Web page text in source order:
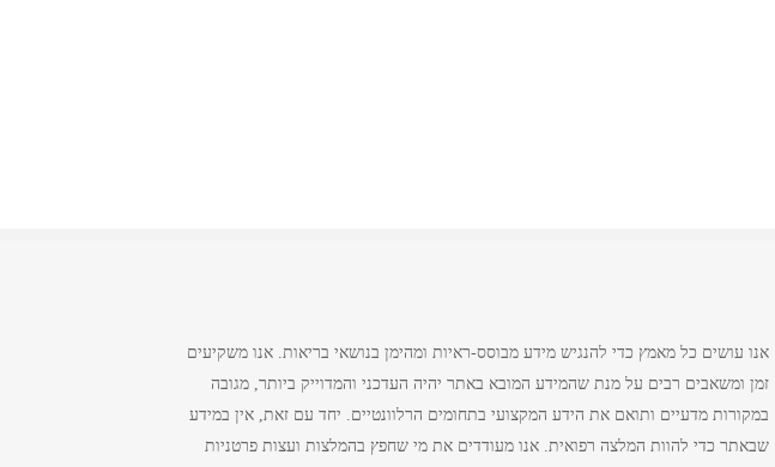
אנו עושים כל מאמץ כדי להנגיש מידע מבוסס-ראיות ומהימן בנושאי בריאות. אנו משקיעים
זמן ומשאבים רבים על מנת שהמידע המובא באתר יהיה העדכני והמדוייק ביותר, מגובה
במקורות מדעיים ותואם את הידע המקצועי בתחומים הרלוונטיים. יחד עם זאת, אין במידע
שבאתר כדי להוות המלצה רפואית. אנו מעודדים את מי שחפץ בהמלצות ועצות פרטניות